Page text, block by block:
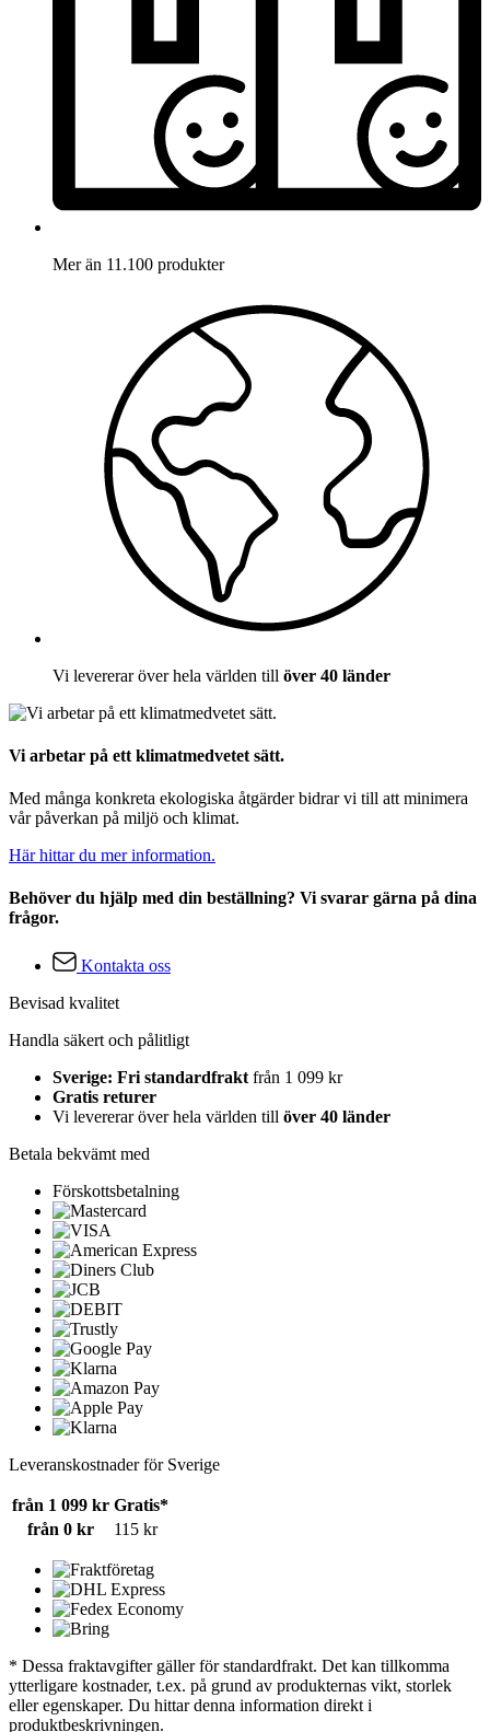
Mer än 11.100 produkter
Vi levererar över hela världen till över 40 länder
Vi arbetar på ett klimatmedvetet sätt.
Med många konkreta ekologiska åtgärder bidrar vi till att minimera
vår påverkan på miljö och klimat.
Här hittar du mer information.
Behöver du hjälp med din beställning? Vi svarar gärna på dina
frågor.
Kontakta oss
Bevisad kvalitet
Handla säkert och pålitligt
Sverige: Fri standardfrakt från 1 099 kr
Gratis returer
Vi levererar över hela världen till över 40 länder
Betala bekvämt med
Förskottsbetalning
Leveranskostnader för Sverige
från 1 099 kr Gratis*
från 0 kr
115 kr
* Dessa fraktavgifter gäller för standardfrakt. Det kan tillkomma
ytterligare kostnader, t.ex. på grund av produkternas vikt, storlek
eller egenskaper. Du hittar denna information direkt i
produktbeskrivningen.